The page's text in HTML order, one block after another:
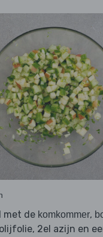
met de komkommer,
2el azijn en